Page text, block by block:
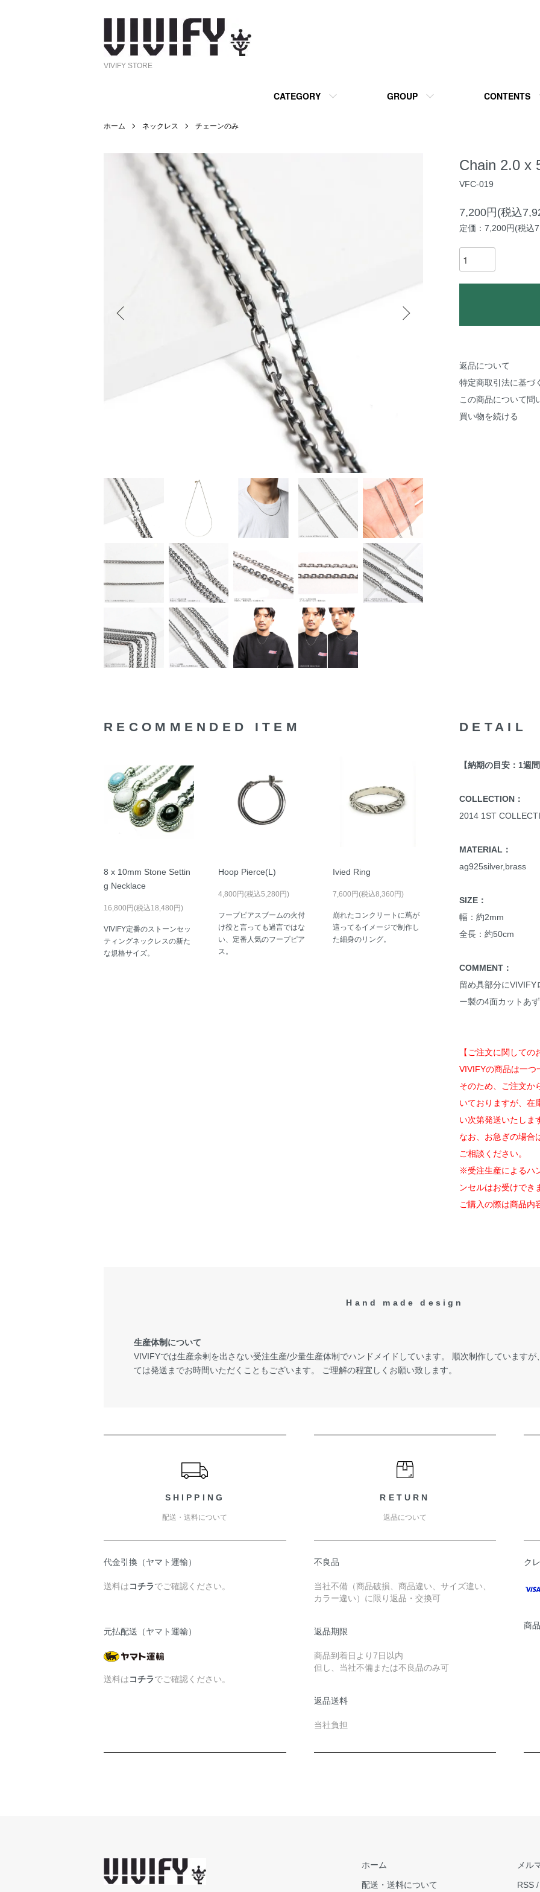
VIVIFY STORE
CATEGORY GROUP CONTENTS
ホーム ネックレス チェーンのみ
Chain 2.0 x
VFC-019
7,200円(税込
定価：7,200円(税込
返品について
特定商取引法に基づ
この商品について問
買い物を続ける
DETAIL
【納期の目安：1週
COLLECTION：
2014 1ST
MATERIAL：
ag925silver,brass
SIZE：
幅：約2mm
全長：約50cm
COMMENT：
留め具部分に
ー製の4面カットあ
【ご注文に関しての
VIVIFYの商品は一つ
そのため、ご注文か
いておりますが、在
い次第発送いたしま
なお、お急ぎの場合
ご相談ください。
※受注生産によるハ
ンセルはお受けでき
ご購入の際は商品内
RECOMMENDED ITEM
8 x 10mm Stone Settin
g Necklace
16,800円(税込18,480円)
VIVIFY定番のストーンセッ
ティングネックレスの新た
な規格サイズ。
Hoop Pierce(L)
4,800円(税込5,280円)
フープピアスブームの火付
け役と言っても過言ではな
い、定番人気のフープピア
ス。
Ivied Ring
7,600円(税込8,360円)
崩れたコンクリートに蔦が
這ってるイメージで制作し
た細身のリング。
Hand made design
生産体制について
VIVIFYでは生産余剰を出さない受注生産/少量生産体制でハンドメイドしています。 順次制作しています
ては発送までお時間いただくこともございます。 ご理解の程宜しくお願い致します。
SHIPPING
配送・送料について
代金引換（ヤマト運輸）
送料はコチラでご確認ください。
元払配送（ヤマト運輸）
送料はコチラでご確認ください。
RETURN
返品について
不良品
当社不備（商品破損、商品違い、サイズ違い、
カラー違い）に限り返品・交換可
返品期限
商品到着日より7日以内
但し、当社不備または不良品のみ可
返品送料
当社負担
ク
商
ホーム
配送・送料について
メル
RSS /